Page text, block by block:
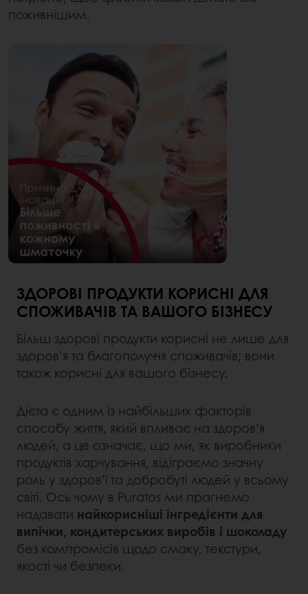
поживнішим.
ЗДОРОВІ ПРОДУКТИ КОРИСНІ ДЛЯ
СПОЖИВАЧІВ ТА ВАШОГО БІЗНЕСУ
Більш здорові продукти корисні не лише для
здоров’я та благополуччя споживачів; вони
також корисні для вашого бізнесу.
Дієта є одним із найбільших факторів
способу життя, який впливає на здоров’я
людей, а це означає, що ми, як виробники
продуктів харчування, відіграємо значну
роль у здоров’ї та добробуті людей у ​​всьому
світі. Ось чому в Puratos ми прагнемо
надавати найкорисніші інгредієнти для
випічки, кондитерських виробів і шоколаду
без компромісів щодо смаку, текстури,
якості чи безпеки.